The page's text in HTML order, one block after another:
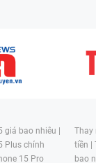
giá bao nhiêu |
Plus chính
15 Pro
Thay
tiền |
bao